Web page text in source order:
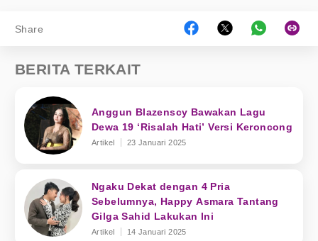
Share
BERITA TERKAIT
Anggun Blazenscy Bawakan Lagu
Dewa 19 ‘Risalah Hati’ Versi Keroncong
Artikel 23 Januari 2025
Ngaku Dekat dengan 4 Pria
Sebelumnya, Happy Asmara Tantang
Gilga Sahid Lakukan Ini
Artikel 14 Januari 2025